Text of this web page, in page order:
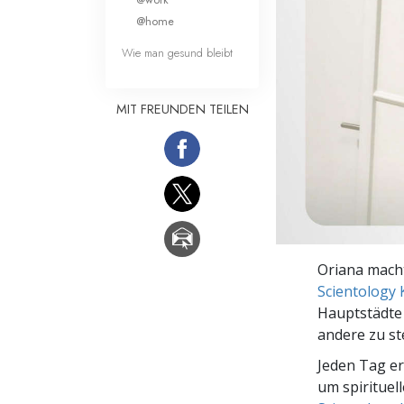
Oriana
Scientology
andere zu
Jeden Tag
um
@home
Wie man gesund bleibt
MIT FREUNDEN TEILEN